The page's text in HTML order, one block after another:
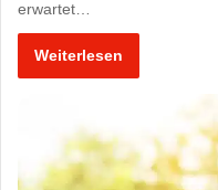
erwartet…
Weiterlesen